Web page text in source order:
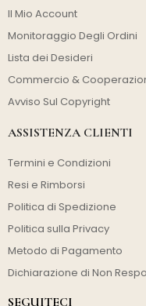
Il Mio Account
Monitoraggio Degli Ordini
Lista dei Desideri
Commercio &
Avviso Sul Copyright
ASSISTENZA CLIENTI
Termini e Condizioni
Resi e Rimborsi
Politica di Spedizione
Politica sulla Privacy
Metodo di Pagamento
Dichiarazione di Non
SEGUITECI